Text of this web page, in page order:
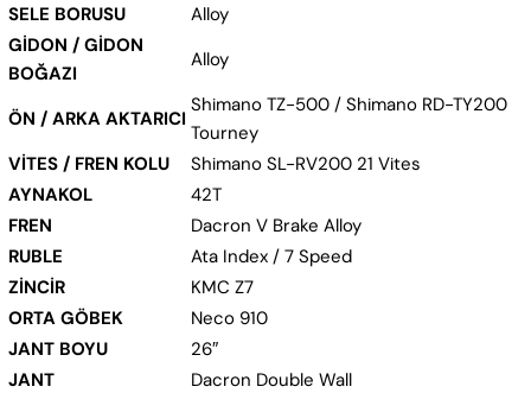
SELE BORUSU
Alloy
GİDON / GİDON
BOĞAZI
Alloy
ÖN / ARKA AKTARICI
Shimano TZ-500 / Shimano RD-TY200
Tourney
VİTES / FREN KOLU
Shimano SL-RV200 21 Vites
AYNAKOL
42T
FREN
Dacron V Brake Alloy
RUBLE
Ata Index / 7 Speed
ZİNCİR
KMC Z7
ORTA GÖBEK
Neco 910
JANT BOYU
26″
JANT
Dacron Double Wall